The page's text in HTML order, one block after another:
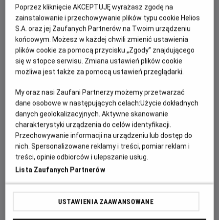
właściwie czyni nas ludźmi? I czy(m) jest „duch w
skorupie”?
„Ghost in the Shell” to zarazem estetyczny majstersztyk:
ukazane z rozmachem neonowe panoramy Neo Tokio,
hipnotyzująca animacja i klimat cyberpunku. Do tego
wspaniała ścieżka dźwiękowa, dzięki której Kenji Kawaii
nadał futurystycznej historii niemal mistyczny wymiar. Film
nie tylko zrewolucjonizował animację, ale też na trwałe
wpłynął na kino science fiction i popkulturę XXI wieku.
Zainspirował nie tylko „Matrixa” czy „Avatara”, ale też serie
gier Metal Gear Solid oraz Deus Ex.
WIDZOWIE POKAZÓW W RAMACH PROJEKTU HELIOS
ANIME OTRZYMAJĄ SPECJALNĄ POCZTÓWKĘ Z KADREM
FILMOWYM. OFERTA WAŻNA DO WYCZERPANIA
Poprzez kliknięcie AKCEPTUJĘ wyrażasz zgodę na
zainstalowanie i przechowywanie plików typu cookie Helios
S.A. oraz jej Zaufanych Partnerów na Twoim urządzeniu
końcowym. Możesz w każdej chwili zmienić ustawienia
plików cookie za pomocą przycisku „Zgody” znajdującego
się w stopce serwisu. Zmiana ustawień plików cookie
możliwa jest także za pomocą ustawień przeglądarki.
My oraz nasi Zaufani Partnerzy możemy przetwarzać
dane osobowe w następujących celach:Użycie dokładnych
danych geolokalizacyjnych. Aktywne skanowanie
charakterystyki urządzenia do celów identyfikacji.
Przechowywanie informacji na urządzeniu lub dostęp do
nich. Spersonalizowane reklamy i treści, pomiar reklam i
treści, opinie odbiorców i ulepszanie usług.
Lista Zaufanych Partnerów
USTAWIENIA ZAAWANSOWANE